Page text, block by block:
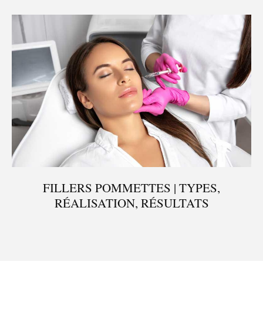
FILLERS POMMETTES | TYPES,
RÉALISATION, RÉSULTATS